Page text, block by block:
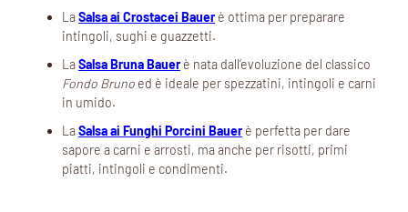
LaSalsa ai Crostacei Bauerè ottima per preparare
intingoli, sughi e guazzetti.
LaSalsa Bruna Bauerè nata dall’evoluzione del classico
Fondo Bruno ed è ideale per spezzatini, intingoli e carni
in umido.
LaSalsa ai Funghi Porcini Bauerè perfetta per dare
sapore a carni e arrosti, ma anche per risotti, primi
piatti, intingoli e condimenti.